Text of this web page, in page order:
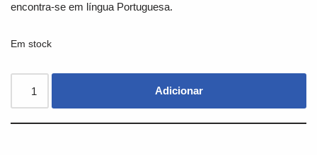
encontra-se em língua Portuguesa.
Em stock
Adicionar